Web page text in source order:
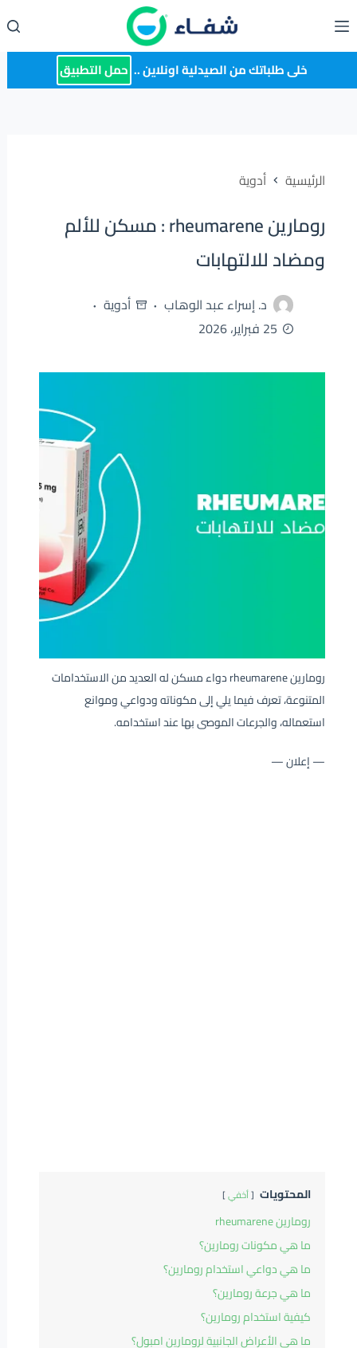
إلى
المحتوى خلى طلباتك من الصيدلية اونلاين .. حمل التطبيق
الرئيسية أدوية
رومارين rheumarene : مسكن للألم
ومضاد للالتهابات
د. إسراء عبد الوهاب
أدوية
25 فبراير، 2026
رومارين rheumarene دواء مسكن له العديد من الاستخدامات
المتنوعة، تعرف فيما يلي إلى مكوناته ودواعي وموانع
استعماله، والجرعات الموصى بها عند استخدامه.
— إعلان —
المحتويات أخفي
رومارين rheumarene
ما هي مكونات رومارين؟
ما هي دواعي استخدام رومارين؟
ما هي جرعة رومارين؟
كيفية استخدام رومارين؟
ما هي الأعراض الجانبية لرومارين امبول؟